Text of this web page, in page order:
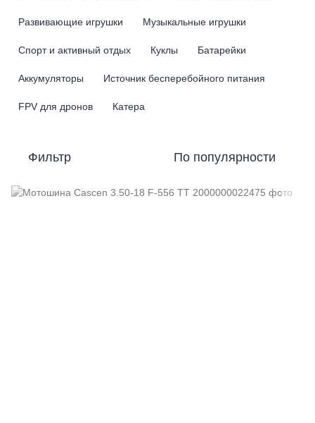
Развивающие игрушки Музыкальные игрушки
Спорт и активный отдых Куклы Батарейки
Аккумуляторы Источник бесперебойного питания
FPV для дронов Катера
Фильтр По популярности